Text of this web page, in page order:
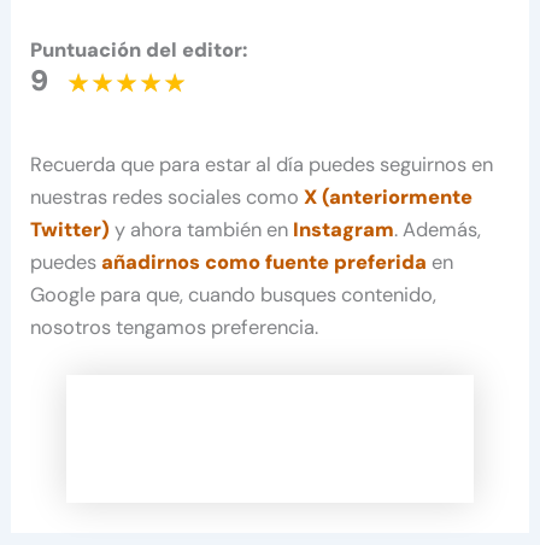
Puntuación del editor:
9
Recuerda que para estar al día puedes seguirnos en
nuestras redes sociales comoX (anteriormente
Twitter) y ahora también en Instagram. Además,
puedesañadirnos como fuente preferida en
Google para que, cuando busques contenido,
nosotros tengamos preferencia.